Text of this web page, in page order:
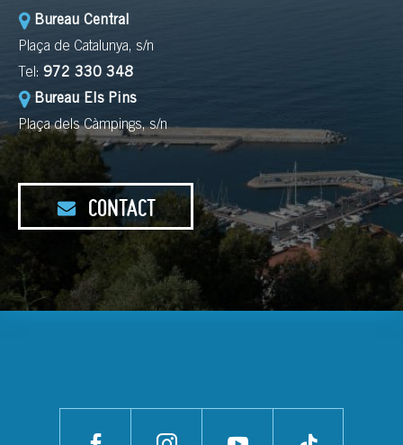
Bureau Central
Plaça de Catalunya, s/n
Tel: 972 330 348
Bureau Els Pins
Plaça dels Càmpings, s/n
CONTACT